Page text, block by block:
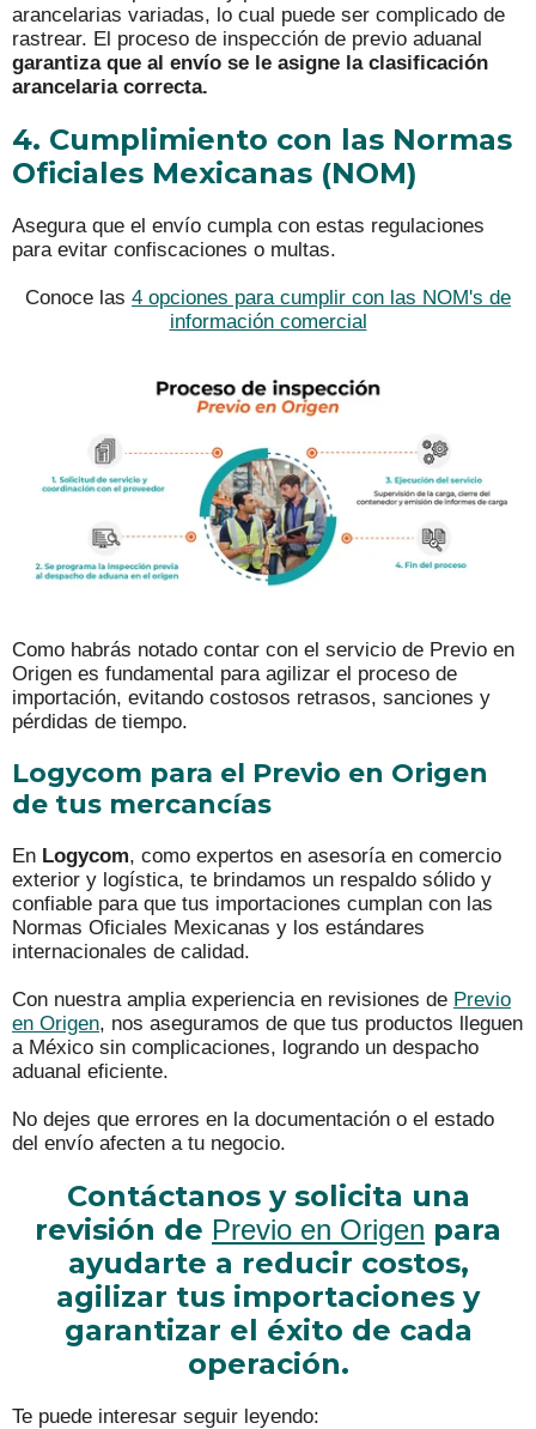
arancelarias variadas, lo cual puede ser complicado de
rastrear. El proceso de inspección de previo aduanal
garantiza que al envío se le asigne la clasificación
arancelaria correcta.
4. Cumplimiento con las Normas
Oficiales Mexicanas (NOM)
Asegura que el envío cumpla con estas regulaciones
para evitar confiscaciones o multas.
Conoce las 4 opciones para cumplir con las NOM's de
información comercial
Como habrás notado contar con el servicio de Previo en
Origen es fundamental para agilizar el proceso de
importación, evitando costosos retrasos, sanciones y
pérdidas de tiempo.
Logycom para el Previo en Origen
de tus mercancías
En Logycom, como expertos en asesoría en comercio
exterior y logística, te brindamos un respaldo sólido y
confiable para que tus importaciones cumplan con las
Normas Oficiales Mexicanas y los estándares
internacionales de calidad.
Con nuestra amplia experiencia en revisiones de Previo
en Origen, nos aseguramos de que tus productos lleguen
a México sin complicaciones, logrando un despacho
aduanal eficiente.
No dejes que errores en la documentación o el estado
del envío afecten a tu negocio.
Contáctanos y solicita una
revisión de Previo en Origen para
ayudarte a reducir costos,
agilizar tus importaciones y
garantizar el éxito de cada
operación.
Te puede interesar seguir leyendo: